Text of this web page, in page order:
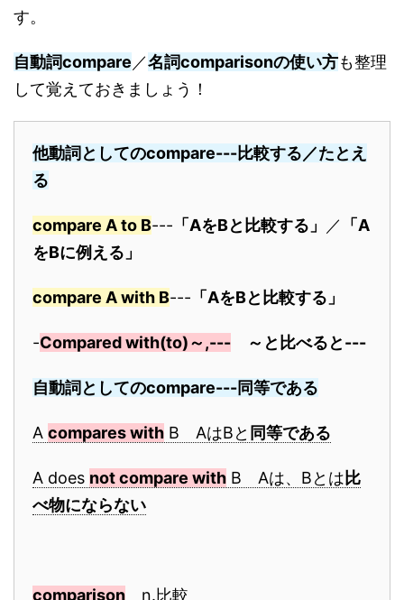
す。
自動詞compare ／名詞comparisonの使い方も整理
して覚えておきましょう！
他動詞としてのcompare---比較する／たとえ
る
compare A to B--- 「AをBと比較する」 ／
「A
をBに例える」
compare A with B--- 「AをBと比較する 」
-Compared with(to)～,--- ～と比べると---
自動詞としてのcompare---同等である
A compares with B AはBと 同等である
A does not compare with B Aは、Bとは比
べ物にならない
comparison n.比較